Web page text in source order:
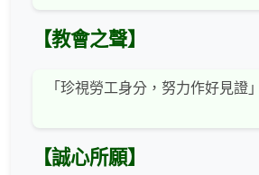
【教會之聲】
「珍視勞工身分，努力作好見證」
【誠心所願】